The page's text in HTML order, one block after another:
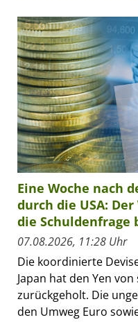
Eine Woche nach
durch die USA:
die Schuldenfrage
07.08.2026, 11:28 Uhr
Die koordinierte
Japan hat den Yen
zurückgeholt. Die
den Umweg Euro